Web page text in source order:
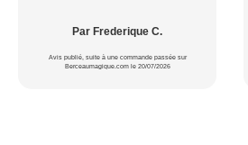
Par Frederique C.
Avis publié, suite à une commande passée sur
Berceaumagique.com le 20/07/2026